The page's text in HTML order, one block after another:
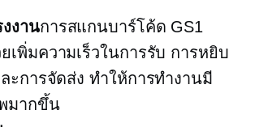
งานการสแกนบาร์โค้ด GS1
เพิ่มความเร็วในการรับ การหยิบ
ะการจัดส่ง ทำให้การทำงานมี
มากขึ้น